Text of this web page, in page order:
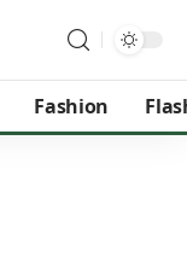
Fashion